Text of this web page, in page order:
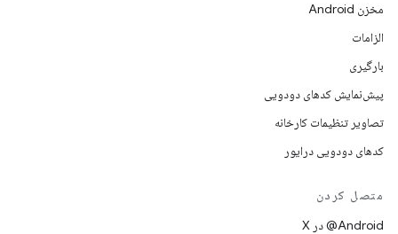
مخزن Android
الزامات
بارگیری
پیش‌نمایش کدهای دودویی
تصاویر تنظیمات کارخانه
کدهای دودویی درایور
متصل کردن
‫‎@Android در X